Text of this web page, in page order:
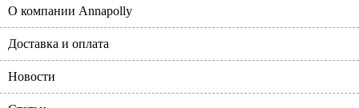
О компании Annapolly
Доставка и оплата
Новости